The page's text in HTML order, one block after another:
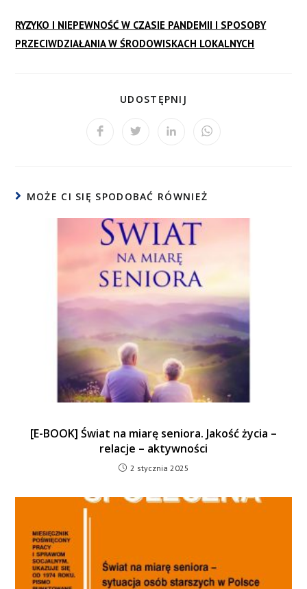
RYZYKO I NIEPEWNOŚĆ W CZASIE PANDEMII I SPOSOBY
PRZECIWDZIAŁANIA W ŚRODOWISKACH LOKALNYCH
UDOSTĘPNIJ
MOŻE CI SIĘ SPODOBAĆ RÓWNIEŻ
[E-BOOK] Świat na miarę seniora. Jakość życia –
relacje – aktywności
2 stycznia 2025